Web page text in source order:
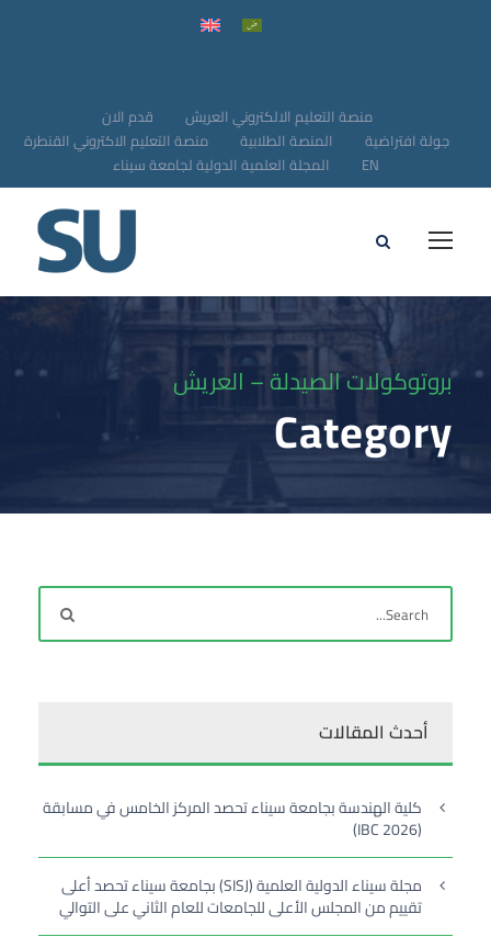
قدم الان
منصة التعليم الالكتروني العريش
منصة التعليم الاكتروني القنطرة
المنصة الطلابية
جولة افتراضية
المجلة العلمية الدولية لجامعة سيناء
EN
بروتوكولات الصيدلة – العريش
Category
أحدث المقالات
كلية الهندسة بجامعة سيناء تحصد المركز الخامس في مسابقة
(IBC 2026)
مجلة سيناء الدولية العلمية (SISJ) بجامعة سيناء تحصد أعلى
تقييم من المجلس الأعلى للجامعات للعام الثاني على التوالي